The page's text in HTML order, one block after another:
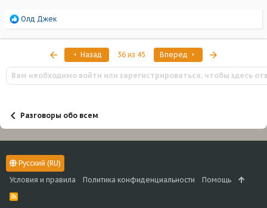
Р
а
и
и
:
Олд Джек
ПервыйНазад 36 из 45 Вперед
Вам необходимо войти или зарегистрироваться, чтобы здесь
Разговоры обо всем
Русский (RU)
Условия и правила
Политика конфиденциальности Помощь
R
S